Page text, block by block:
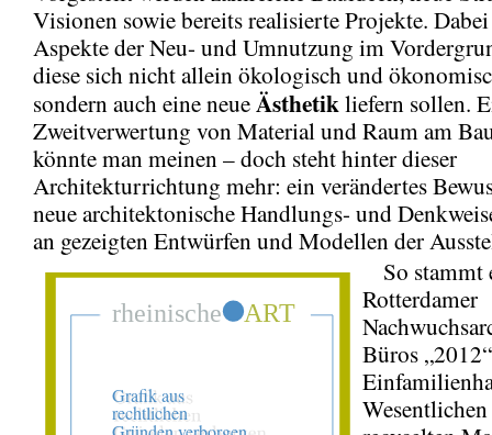
Visionen sowie bereits realisierte Projekte. Dabei
Aspekte der Neu- und Umnutzung im
diese sich nicht allein ökologisch und
sondern auch eine neueÄsthetikliefern sollen.
Zweitverwertung von Material und Raum am
könnte man meinen – doch steht hinter dieser
Architekturrichtung mehr: ein verändertes
neue architektonische Handlungs- und
an gezeigten Entwürfen und Modellen der
So stammt
Rotterdamer
Büros
Wesentlichen